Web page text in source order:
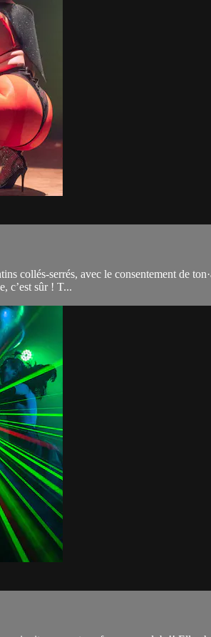
collés-serrés, avec le consentement de
c’est sûr ! T...